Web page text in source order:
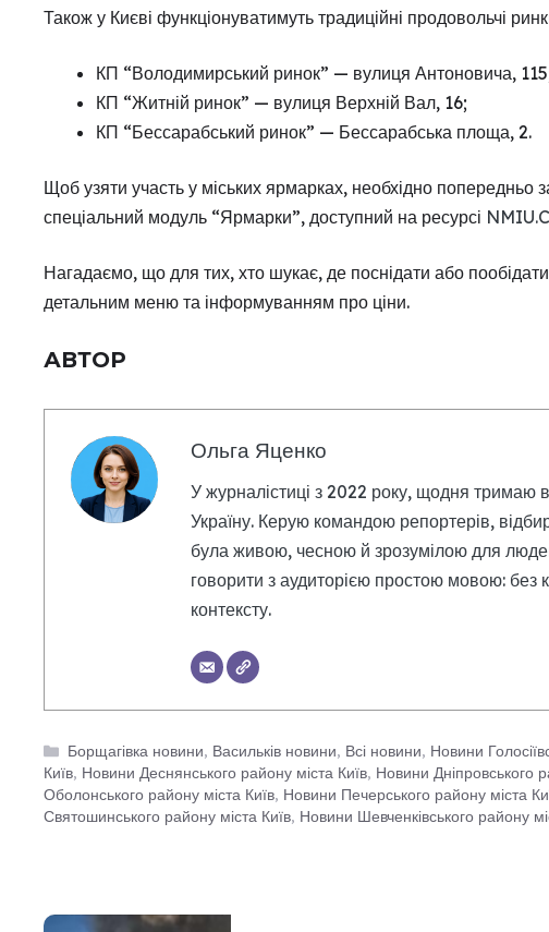
Також у Києві функціонуватимуть традиційні продовольчі
КП “Володимирський ринок” — вулиця Антоновича,
КП “Житній ринок” — вулиця Верхній Вал, 16;
КП “Бессарабський ринок” — Бессарабська площа, 2.
Щоб узяти участь у міських ярмарках, необхідно попередньо
спеціальний модуль “Ярмарки”, доступний на ресурсі
Нагадаємо, що для тих, хто шукає, де поснідати або пообідати
детальним меню та інформуванням про ціни.
АВТОР
Ольга Яценко
У журналістиці з 2022 року, щодня тримаю
Україну. Керую командою репортерів,
була живою, чесною й зрозумілою для
говорити з аудиторією простою мовою: без
контексту.
Категорії
Борщагівка новини, Васильків новини, Всі новини, Новини
Київ, Новини Деснянського району міста Київ, Новини Дніпровського
Оболонського району міста Київ, Новини Печерського району міста
Святошинського району міста Київ, Новини Шевченківського району